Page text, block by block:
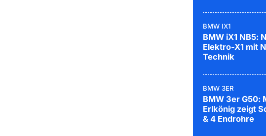
BMW IX1
BMW iX1 NB5:
Elektro-X1 mit
Technik
BMW 3ER
BMW 3er G50:
Erlkönig zeigt
& 4 Endrohre